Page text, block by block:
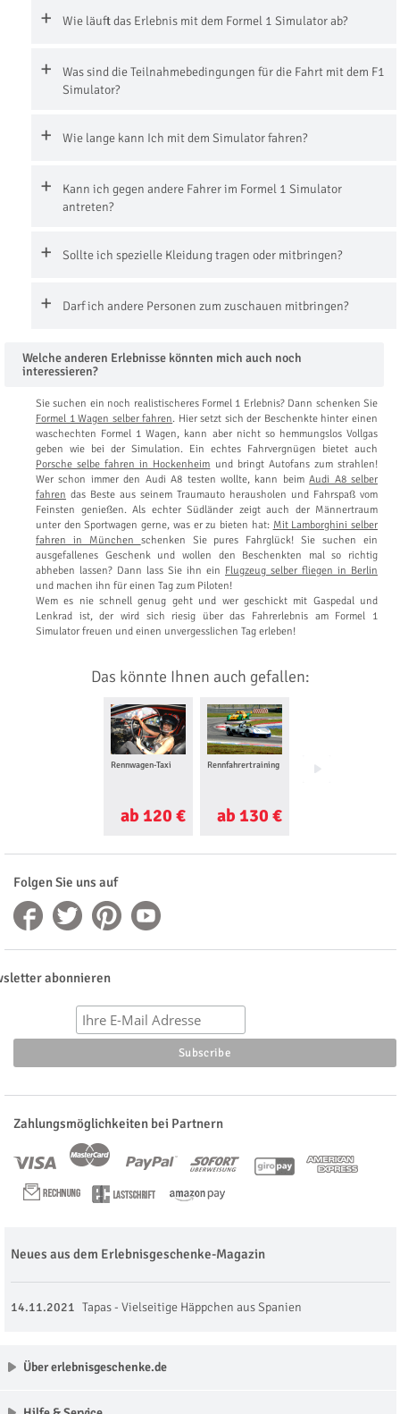
Wie läuft das Erlebnis mit dem Formel 1 Simulator ab?
Was sind die Teilnahmebedingungen für die Fahrt mit dem F1
Simulator?
Wie lange kann Ich mit dem Simulator fahren?
Kann ich gegen andere Fahrer im Formel 1 Simulator
antreten?
Sollte ich spezielle Kleidung tragen oder mitbringen?
Darf ich andere Personen zum zuschauen mitbringen?
Welche anderen Erlebnisse könnten mich auch noch
interessieren?
Sie suchen ein noch realistischeres Formel 1 Erlebnis? Dann schenken Sie
Formel 1 Wagen selber fahren. Hier setzt sich der Beschenkte hinter einen
waschechten Formel 1 Wagen, kann aber nicht so hemmungslos Vollgas
geben wie bei der Simulation. Ein echtes Fahrvergnügen bietet auch
Porsche selbe fahren in Hockenheim und bringt Autofans zum strahlen!
Wer schon immer den Audi A8 testen wollte, kann beimAudi A8 selber
fahren das Beste aus seinem Traumauto herausholen und Fahrspaß vom
Feinsten genießen. Als echter Südländer zeigt auch der Männertraum
unter den Sportwagen gerne, was er zu bieten hat: Mit Lamborghini selber
fahren in München schenken Sie pures Fahrglück! Sie suchen ein
ausgefallenes Geschenk und wollen den Beschenkten mal so richtig
abheben lassen? Dann lass Sie ihn ein Flugzeug selber fliegen in Berlin
und machen ihn für einen Tag zum Piloten!
Wem es nie schnell genug geht und wer geschickt mit Gaspedal und
Lenkrad ist, der wird sich riesig über das Fahrerlebnis am Formel 1
Simulator freuen und einen unvergesslichen Tag erleben!
Das könnte Ihnen auch gefallen:
Rennwagen-Taxi
ab 120 €
Rennfahrertraining
ab 130 €
Ferrari selber
Folgen Sie uns auf
abonnieren
Zahlungsmöglichkeiten bei Partnern
Neues aus dem Erlebnisgeschenke-Magazin
14.11.2021 Tapas - Vielseitige Häppchen aus Spanien
Über erlebnisgeschenke.de